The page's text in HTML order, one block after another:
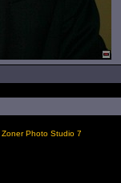
Zoner Photo Studio 7